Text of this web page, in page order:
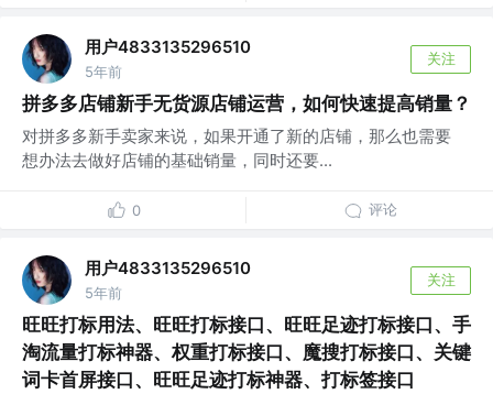
用户4833135296510
5年前
关注
拼多多店铺新手无货源店铺运营，如何快速提高销量？
对拼多多新手卖家来说，如果开通了新的店铺，那么也需要
想办法去做好店铺的基础销量，同时还要...
0 评论
用户4833135296510
5年前
关注
旺旺打标用法、旺旺打标接口、旺旺足迹打标接口、手
淘流量打标神器、权重打标接口、魔搜打标接口、关键
词卡首屏接口、旺旺足迹打标神器、打标签接口